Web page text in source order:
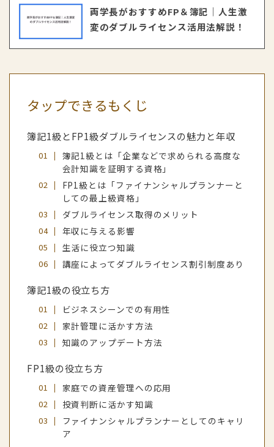
両学長がおすすめFP＆簿記｜人生激
変のダブルライセンス活用法解説！
タップできるもくじ
簿記1級とFP1級ダブルライセンスの魅力と年収
簿記1級とは「企業などで求められる高度な
会計知識を証明する資格」
FP1級とは「ファイナンシャルプランナーと
しての最上級資格」
ダブルライセンス取得のメリット
年収に与える影響
生活に役立つ知識
講座によってダブルライセンス割引制度あり
簿記1級の役立ち方
ビジネスシーンでの有用性
家計管理に活かす方法
知識のアップデート方法
FP1級の役立ち方
家庭での資産管理への応用
投資判断に活かす知識
ファイナンシャルプランナーとしてのキャリ
ア